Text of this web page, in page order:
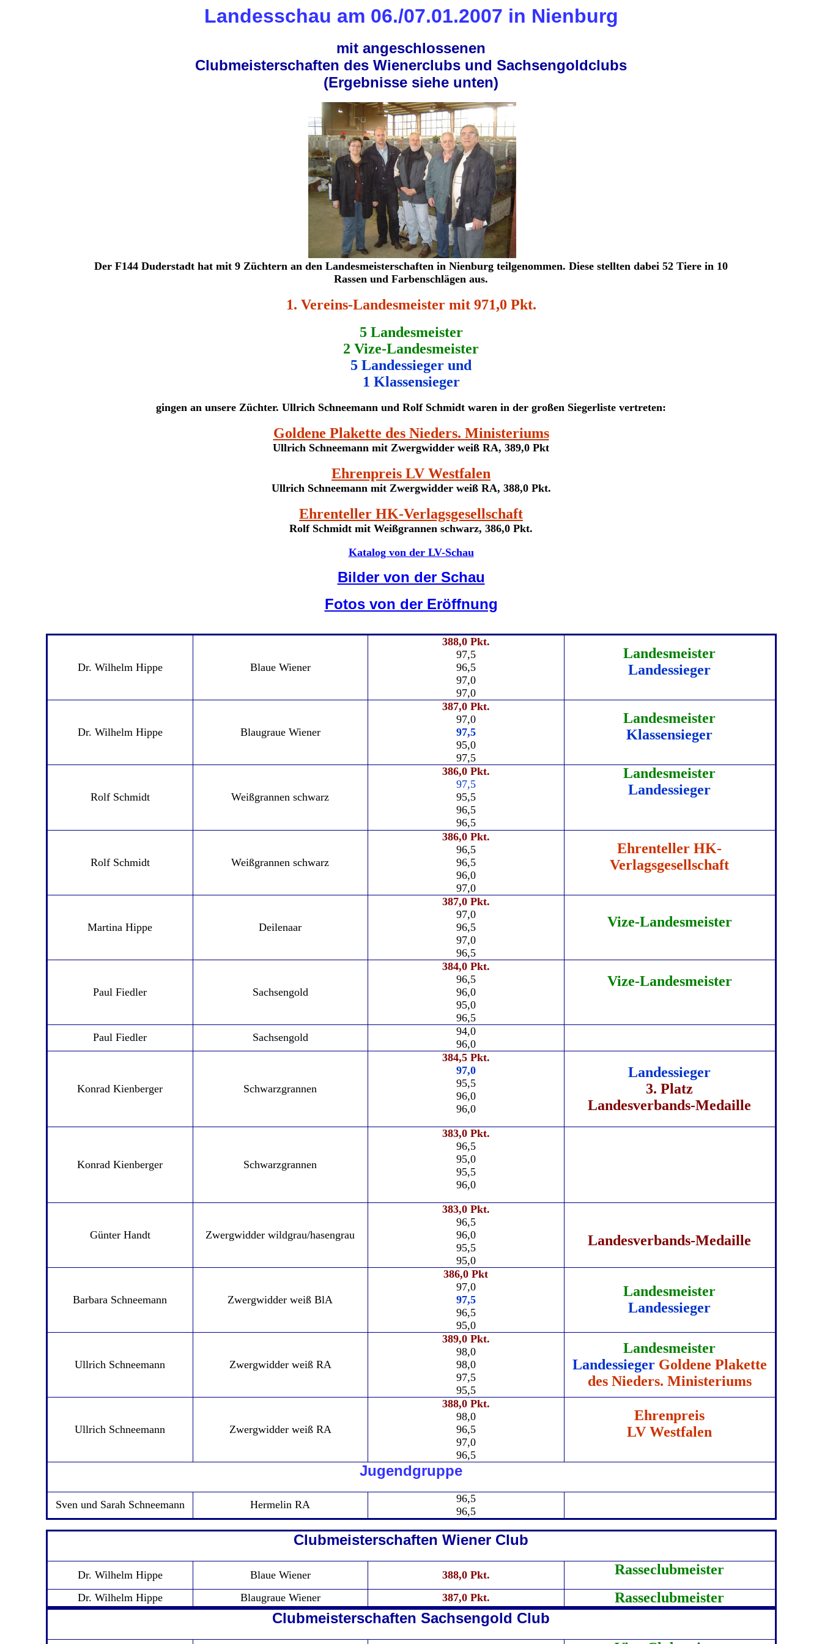
Landesschau am 06./07.01.2007 in Nienburg
mit angeschlossenen
Clubmeisterschaften des Wienerclubs und Sachsengoldclubs
(Ergebnisse siehe unten)
Der F144 Duderstadt hat mit 9 Züchtern an den Landesmeisterschaften in Nienburg teilgenommen. Diese stellten dabei 52 Tiere in 10
Rassen und Farbenschlägen aus.
1. Vereins-Landesmeister mit 971,0 Pkt.
5 Landesmeister
2 Vize-Landesmeister
5 Landessieger und
1 Klassensieger
gingen an unsere Züchter. Ullrich Schneemann und Rolf Schmidt waren in der großen Siegerliste vertreten:
Goldene Plakette des Nieders. Ministeriums
Ullrich Schneemann mit Zwergwidder weiß RA, 389,0 Pkt
Ehrenpreis LV Westfalen
Ullrich Schneemann mit Zwergwidder weiß RA, 388,0 Pkt.
Ehrenteller HK-Verlagsgesellschaft
Rolf Schmidt mit Weißgrannen schwarz, 386,0 Pkt.
Katalog von der LV-Schau
Bilder von der Schau
Fotos von der Eröffnung
Dr. Wilhelm Hippe Blaue Wiener
388,0 Pkt.
97,5
96,5
97,0
97,0
Landesmeister
Landessieger
Dr. Wilhelm Hippe Blaugraue Wiener
387,0 Pkt.
97,0
97,5
95,0
97,5
Landesmeister
Klassensieger
Rolf Schmidt Weißgrannen schwarz
386,0 Pkt.
97,5
95,5
96,5
96,5
Landesmeister
Landessieger
Rolf Schmidt Weißgrannen schwarz
386,0 Pkt.
96,5
96,5
96,0
97,0
Ehrenteller HK-
Verlagsgesellschaft
Martina Hippe Deilenaar
387,0 Pkt.
97,0
96,5
97,0
96,5
Vize-Landesmeister
Paul Fiedler Sachsengold
384,0 Pkt.
96,5
96,0
95,0
96,5
Vize-Landesmeister
Paul Fiedler Sachsengold
94,0
96,0
Konrad Kienberger Schwarzgrannen
384,5 Pkt.
97,0
95,5
96,0
96,0
Landessieger
3. Platz
Landesverbands-Medaille
Konrad Kienberger Schwarzgrannen
383,0 Pkt.
96,5
95,0
95,5
96,0
Günter Handt Zwergwidder wildgrau/hasengrau
383,0 Pkt.
96,5
96,0
95,5
95,0
Landesverbands-Medaille
Barbara Schneemann Zwergwidder weiß BlA
386,0 Pkt
97,0
97,5
96,5
95,0
Landesmeister
Landessieger
Ullrich Schneemann Zwergwidder weiß RA
389,0 Pkt.
98,0
98,0
97,5
95,5
Landesmeister
Landessieger Goldene Plakette
des Nieders. Ministeriums
Ullrich Schneemann Zwergwidder weiß RA
388,0 Pkt.
98,0
96,5
97,0
96,5
Ehrenpreis
LV Westfalen
Jugendgruppe
Sven und Sarah Schneemann Hermelin RA
96,5
96,5
Clubmeisterschaften Wiener Club
Dr. Wilhelm Hippe Blaue Wiener 388,0 Pkt. Rasseclubmeister
Dr. Wilhelm Hippe Blaugraue Wiener 387,0 Pkt. Rasseclubmeister
Clubmeisterschaften Sachsengold Club